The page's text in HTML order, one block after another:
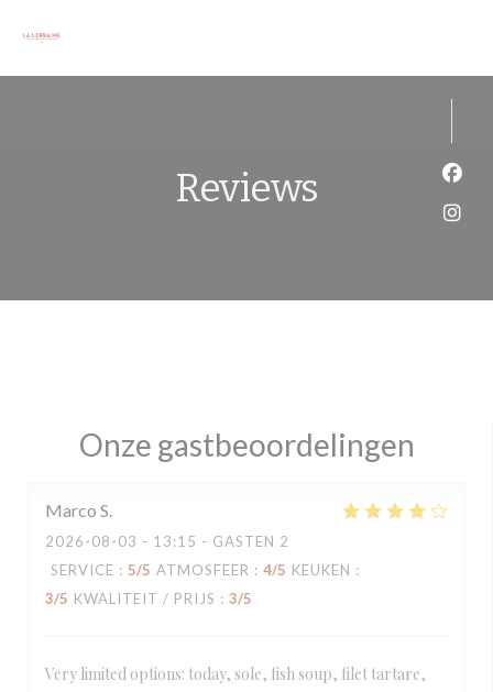
Reviews
Onze gastbeoordelingen
Marco S
2026-08-03 - 13:15 - GASTEN 2
SERVICE : 5/5 ATMOSFEER : 4/5 KEUKEN :
3/5 KWALITEIT / PRIJS : 3/5
Very limited options: today, sole, fish soup, filet tartare,